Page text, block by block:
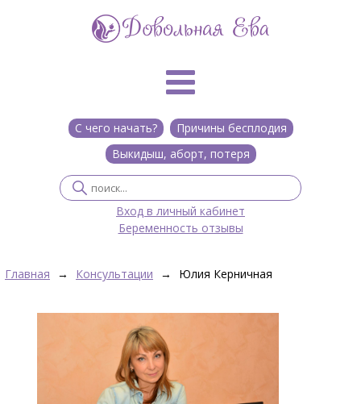
С чего начать?
Причины бесплодия
Выкидыш, аборт, потеря
Вход в личный кабинет
Беременность отзывы
Главная → Консультации → Юлия Керничная